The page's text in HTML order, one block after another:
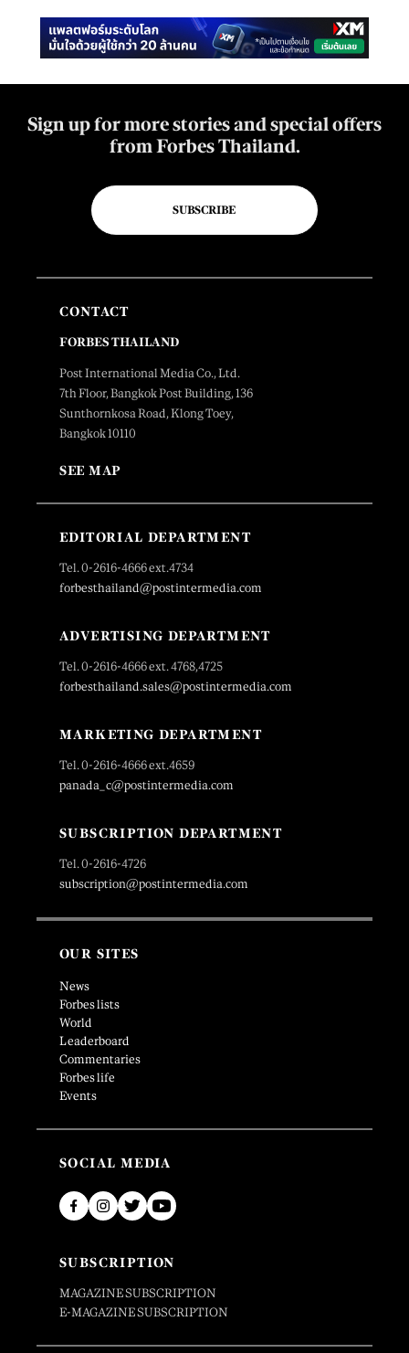
Sign up for more stories and special offers
from Forbes Thailand.
SUBSCRIBE
CONTACT
FORBES THAILAND
Post International Media Co., Ltd.
7th Floor, Bangkok Post Building, 136
Sunthornkosa Road, Klong Toey,
Bangkok 10110
SEE MAP
EDITORIAL DEPARTMENT
Tel. 0-2616-4666 ext.4734
forbesthailand@postintermedia.com
ADVERTISING DEPARTMENT
Tel. 0-2616-4666 ext. 4768,4725
forbesthailand.sales@postintermedia.com
MARKETING DEPARTMENT
Tel. 0-2616-4666 ext.4659
panada_c@postintermedia.com
SUBSCRIPTION DEPARTMENT
Tel. 0-2616-4726
subscription@postintermedia.com
OUR SITES
News
Forbes lists
World
Leaderboard
Commentaries
Forbes life
Events
SOCIAL MEDIA
SUBSCRIPTION
MAGAZINE SUBSCRIPTION
E-MAGAZINE SUBSCRIPTION